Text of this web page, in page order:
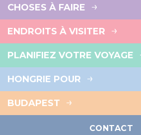
CHOSES À FAIRE
ENDROITS À VISITER
PLANIFIEZ VOTRE VOYAGE
HONGRIE POUR
BUDAPEST
CONTACT